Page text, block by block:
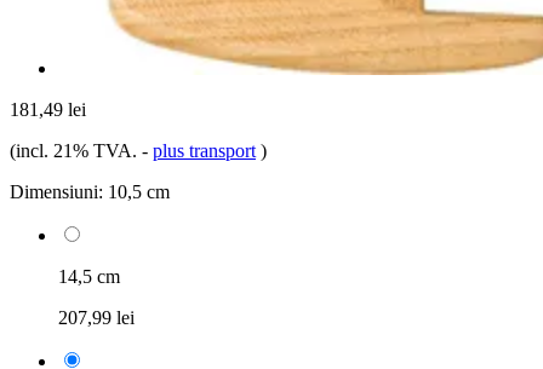
181,49 lei
(incl. 21% TVA. - plus transport )
Dimensiuni: 10,5 cm
14,5 cm
207,99 lei